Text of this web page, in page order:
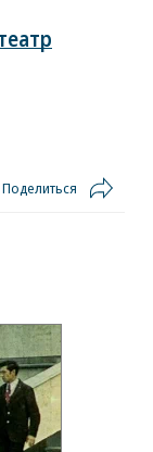
Поделиться